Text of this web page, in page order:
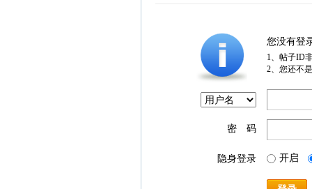
您没有登
1、帖子ID
2、您还不
密 码
隐身登录 开启